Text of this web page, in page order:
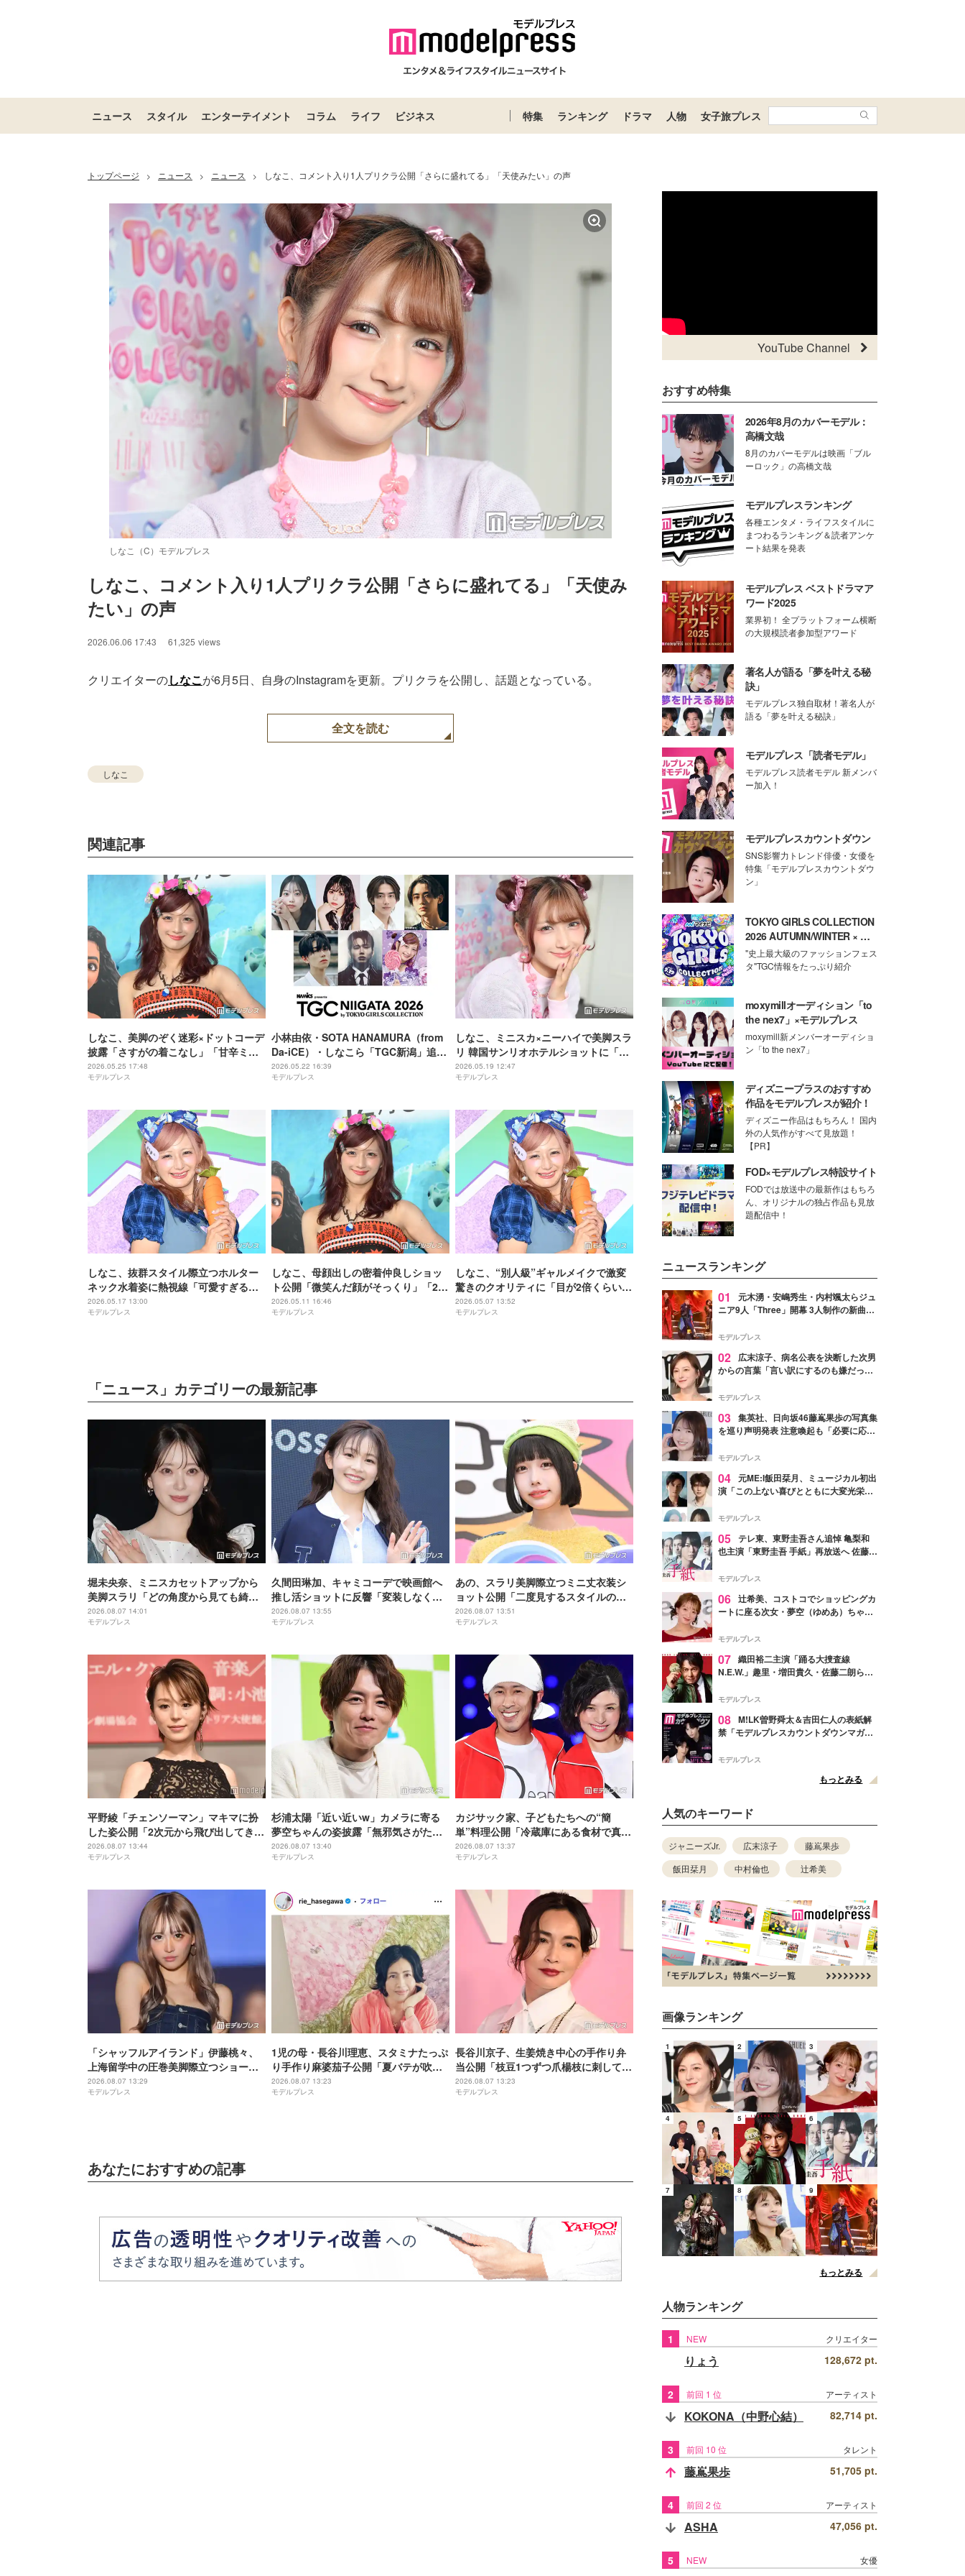
ニュース スタイル エンターテイメント コラム ライフ ビジネス 特集 ランキング ドラマ 人物 女子旅プレス
トップページ > ニュース > ニュース > しなこ、コメント入り1人プリクラ公開「さらに盛れてる」「天使みたい」の声
しなこ（C）モデルプレス
しなこ、コメント入り1人プリクラ公開「さらに盛れてる」「天使み
たい」の声
2026.06.06 17:43 61,325 views
クリエイターのしなこが6月5日、自身のInstagramを更新。プリクラを公開し、話題となっている。
全文を読む
しなこ
関連記事
しなこ、美脚のぞく迷彩×ドットコーデ
披露「さすがの着こなし」「甘辛ミッ
クスで可愛い」と絶賛の声
2026.05.25 17:48
モデルプレス
小林由依・SOTA HANAMURA（from
Da-iCE）・しなこら「TGC新潟」追加
出演者解禁
2026.05.22 16:39
モデルプレス
しなこ、ミニスカ×ニーハイで美脚スラ
リ 韓国サンリオホテルショットに「可
愛いが大渋滞」「お人形さんみたい」
と反響
2026.05.19 12:47
モデルプレス
しなこ、抜群スタイル際立つホルター
ネック水着姿に熱視線「可愛すぎる」
「目の保養」
2026.05.17 13:00
モデルプレス
しなこ、母顔出しの密着仲良しショッ
ト公開「微笑んだ顔がそっくり」「2人
とも可愛すぎる」と反響【母の日】
2026.05.11 16:46
モデルプレス
しなこ、“別人級”ギャルメイクで激変
驚きのクオリティに「目が2倍くらいの
大きさ」「新鮮」の声
2026.05.07 13:52
モデルプレス
「ニュース」カテゴリーの最新記事
堀未央奈、ミニスカセットアップから
美脚スラリ「どの角度から見ても綺
麗」「大人っぽい雰囲気が素敵」と反
響
2026.08.07 14:01
モデルプレス
久間田琳加、キャミコーデで映画館へ
推し活ショットに反響「変装しなくて
大丈夫？」「透明感レベチ」と反響
2026.08.07 13:55
モデルプレス
あの、スラリ美脚際立つミニ丈衣装シ
ョット公開「二度見するスタイルの良
さ」「完璧な着こなし」と反響
2026.08.07 13:51
モデルプレス
平野綾「チェンソーマン」マキマに扮
した姿公開「2次元から飛び出してきた
みたい」「美しさに思わず目を奪われ
た」と反響
2026.08.07 13:44
モデルプレス
杉浦太陽「近い近いw」カメラに寄る
夢空ちゃんの姿披露「無邪気さがたま
らない」「全てが愛おしい」の声
2026.08.07 13:40
モデルプレス
カジサック家、子どもたちへの“簡
単”料理公開「冷蔵庫にある食材で真似
できそう」「大人も喜びそうなメニュ
ー」の声
2026.08.07 13:37
モデルプレス
「シャッフルアイランド」伊藤桃々、
上海留学中の圧巻美脚際立つショーパ
ン姿に反響「身体の半分以上脚」「レ
ベチのスタイル」
2026.08.07 13:29
モデルプレス
1児の母・長谷川理恵、スタミナたっぷ
り手作り麻婆茄子公開「夏バテが吹っ
飛びそう」「食欲そそられる色」の声
2026.08.07 13:23
モデルプレス
長谷川京子、生姜焼き中心の手作り弁
当公開「枝豆1つずつ爪楊枝に刺してる
のマメ」「彩り綺麗」と反響
2026.08.07 13:23
モデルプレス
あなたにおすすめの記事
YouTube Channel
おすすめ特集
2026年8月のカバーモデル：
高橋文哉
8月のカバーモデルは映画「ブル
ーロック」の高橋文哉
モデルプレスランキング
各種エンタメ・ライフスタイルに
まつわるランキング＆読者アンケ
ート結果を発表
モデルプレス ベストドラマア
ワード2025
業界初！ 全プラットフォーム横断
の大規模読者参加型アワード
著名人が語る「夢を叶える秘
訣」
モデルプレス独自取材！著名人が
語る「夢を叶える秘訣」
モデルプレス「読者モデル」
モデルプレス読者モデル 新メンバ
ー加入！
モデルプレスカウントダウン
SNS影響力トレンド俳優・女優を
特集「モデルプレスカウントダウ
ン」
TOKYO GIRLS COLLECTION
2026 AUTUMN/WINTER × モ
デルプレス
"史上最大級のファッションフェス
タ"TGC情報をたっぷり紹介
moxymillオーディション「to
the nex7」×モデルプレス
moxymill新メンバーオーディショ
ン「to the nex7」
ディズニープラスのおすすめ
作品をモデルプレスが紹介！
ディズニー作品はもちろん！ 国内
外の人気作がすべて見放題！
【PR】
FOD×モデルプレス特設サイト
FODでは放送中の最新作はもちろ
ん、オリジナルの独占作品も見放
題配信中！
ニュースランキング
01
元木湧・安嶋秀生・内村颯太らジュ
ニア9人「Three」開幕 3人制作の新曲＆
進んで夢を掴みたい」【ゲネプロレポ】
モデルプレス
02
広末涼子、病名公表を決断した次男
からの言葉「言い訳にするのも嫌だっ
モデルプレス
03 集英社、日向坂46藤嶌果歩の写真集
を巡り声明発表 注意喚起も「必要に応じ
モデルプレス
04 元ME:I飯田栞月、ミュージカル初出
演「この上ない喜びとともに大変光栄」
ャスト発表
モデルプレス
05 テレ東、東野圭吾さん追悼 亀梨和
也主演「東野圭吾 手紙」再放送へ 佐藤隆
モデルプレス
06 辻希美、コストコでショッピングカ
ートに座る次女・夢空（ゆめあ）ちゃん
ぎ」「成長を感じる」の声
モデルプレス
07 織田裕二主演「踊る大捜査線
N.E.W.」趣里・増田貴久・佐藤二朗ら新
徴する“謎のキーワード”も
モデルプレス
08 M!LK曽野舜太＆吉田仁人の表紙解
禁「モデルプレスカウントダウンマガジ
モデルプレス
もっとみる
人気のキーワード
ジャニーズJr. 広末涼子
藤嶌果歩
飯田栞月
中村倫也 辻希美
画像ランキング
1 2 3
4 5 6
7 8 9
もっとみる
人物ランキング
1 NEW クリエイター
りょう 128,672 pt.
2 前回 1 位 アーティスト
KOKONA（中野心結） 82,714 pt.
3 前回 10 位 タレント
藤嶌果歩 51,705 pt.
4 前回 2 位 アーティスト
ASHA 47,056 pt.
5 NEW 女優